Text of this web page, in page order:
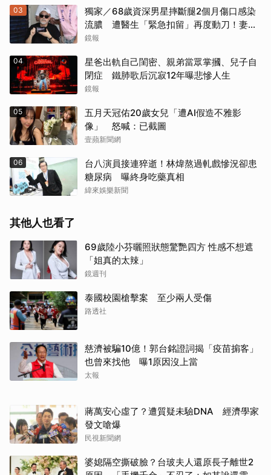
03
獨家／68歲資深男星摔斷腿2個月傷口感染
流膿 遭醫生「緊急扣留」再度動刀！妻心
力交瘁曝現況
鏡報
04
星爸出軌自己閨密、親弟當眾掌摑、兒子自
閉症 鐵肺歌后沉寂12年曝悲慘人生
鏡報
05
五月天冠佑20歲女兒「遭AI假造不雅影
像」 怒喊：已截圖
壹蘋新聞網
06
台八演員接連猝逝！林煒熬過軋戲慘況卻患
糖尿病 曝終身吃藥真相
緯來娛樂新聞
其他人也看了
69歲陸小芬曬照狀態驚艷四方 性感不想遮
「姐真的太辣」
鏡週刊
泰國校園槍擊案 至少兩人受傷
路透社
慈濟被騙10億！郭台銘證詞揭「疫苗掮客」
也曾來找他 曝1原因沒上當
太報
蔣萬安心虛了？遭質疑未驗DNA 經濟學家
發文嗆爆
民視新聞網
婆媳隔空撕破臉？台玻夫人還原長子離世2